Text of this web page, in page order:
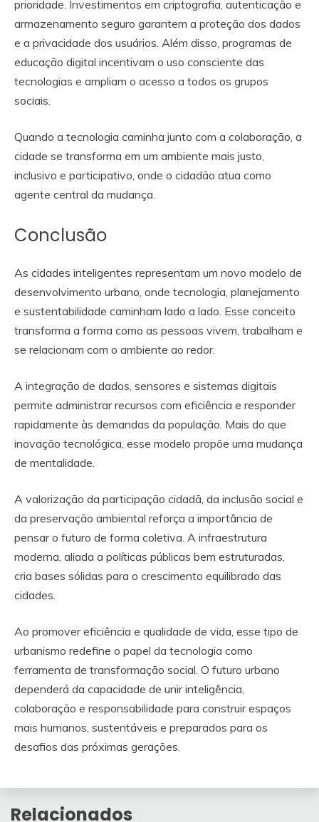
prioridade. Investimentos em criptografia, autenticação e
armazenamento seguro garantem a proteção dos dados
e a privacidade dos usuários. Além disso, programas de
educação digital incentivam o uso consciente das
tecnologias e ampliam o acesso a todos os grupos
sociais.
Quando a tecnologia caminha junto com a colaboração, a
cidade se transforma em um ambiente mais justo,
inclusivo e participativo, onde o cidadão atua como
agente central da mudança.
Conclusão
As cidades inteligentes representam um novo modelo de
desenvolvimento urbano, onde tecnologia, planejamento
e sustentabilidade caminham lado a lado. Esse conceito
transforma a forma como as pessoas vivem, trabalham e
se relacionam com o ambiente ao redor.
A integração de dados, sensores e sistemas digitais
permite administrar recursos com eficiência e responder
rapidamente às demandas da população. Mais do que
inovação tecnológica, esse modelo propõe uma mudança
de mentalidade.
A valorização da participação cidadã, da inclusão social e
da preservação ambiental reforça a importância de
pensar o futuro de forma coletiva. A infraestrutura
moderna, aliada a políticas públicas bem estruturadas,
cria bases sólidas para o crescimento equilibrado das
cidades.
Ao promover eficiência e qualidade de vida, esse tipo de
urbanismo redefine o papel da tecnologia como
ferramenta de transformação social. O futuro urbano
dependerá da capacidade de unir inteligência,
colaboração e responsabilidade para construir espaços
mais humanos, sustentáveis e preparados para os
desafios das próximas gerações.
Relacionados